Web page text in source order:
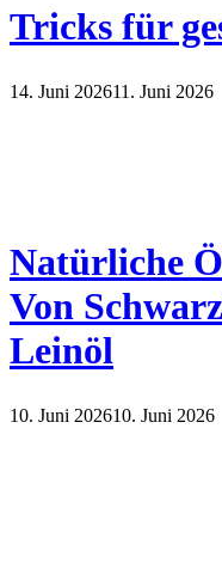
Tricks für
14. Juni 202611. Juni 2026
Natürliche
Von
Leinöl
10. Juni 202610. Juni 2026